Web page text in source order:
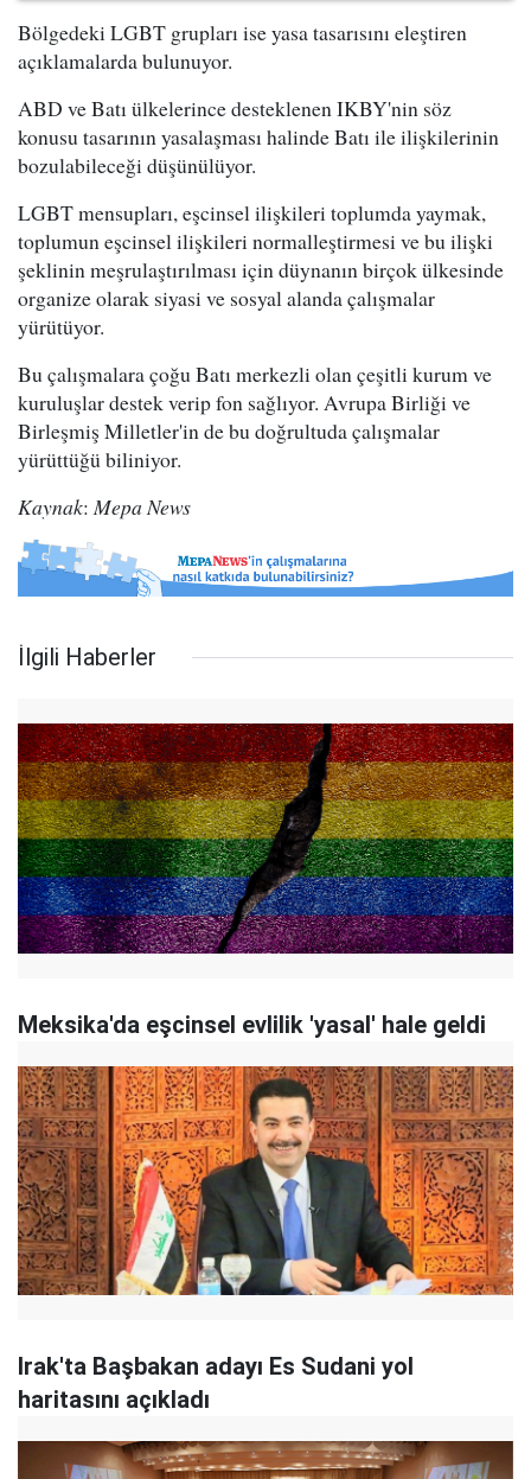
Bölgedeki LGBT grupları ise yasa tasarısını eleştiren
açıklamalarda bulunuyor.
ABD ve Batı ülkelerince desteklenen IKBY'nin söz
konusu tasarının yasalaşması halinde Batı ile ilişkilerinin
bozulabileceği düşünülüyor.
LGBT mensupları, eşcinsel ilişkileri toplumda yaymak,
toplumun eşcinsel ilişkileri normalleştirmesi ve bu ilişki
şeklinin meşrulaştırılması için düynanın birçok ülkesinde
organize olarak siyasi ve sosyal alanda çalışmalar
yürütüyor.
Bu çalışmalara çoğu Batı merkezli olan çeşitli kurum ve
kuruluşlar destek verip fon sağlıyor. Avrupa Birliği ve
Birleşmiş Milletler'in de bu doğrultuda çalışmalar
yürüttüğü biliniyor.
Kaynak:Mepa News
İlgili Haberler
Meksika'da eşcinsel evlilik 'yasal' hale geldi
Irak'ta Başbakan adayı Es Sudani yol
haritasını açıkladı